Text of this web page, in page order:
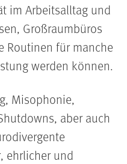
im Arbeitsalltag und
Großraumbüros
Routinen für manche
werden können.
Misophonie,
aber auch
ehrlicher und